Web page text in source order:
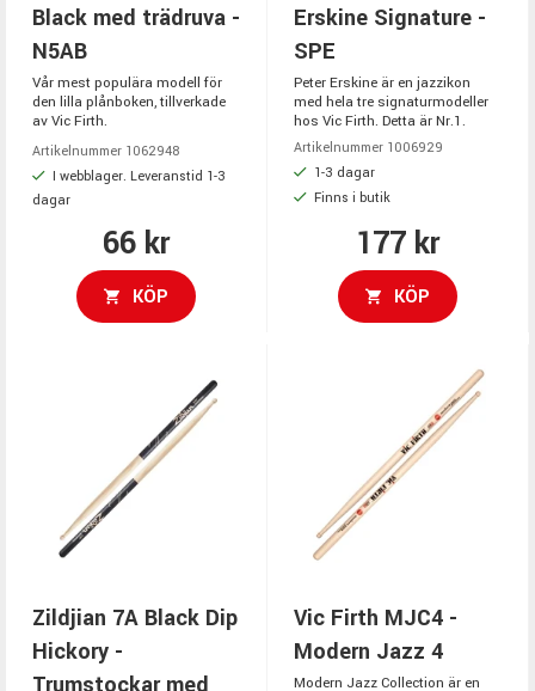
Black med trädruva -
N5AB
Vår mest populära modell för
den lilla plånboken, tillverkade
av Vic Firth.
Artikelnummer 1062948
I webblager. Leveranstid 1-3
dagar
66 kr
KÖP
Erskine Signature -
SPE
Peter Erskine är en jazzikon
med hela tre signaturmodeller
hos Vic Firth. Detta är Nr.1.
Artikelnummer 1006929
1-3 dagar
Finns i butik
177 kr
KÖP
Zildjian 7A Black Dip
Hickory -
Vic Firth MJC4 -
Modern Jazz 4
Modern Jazz Collection är en